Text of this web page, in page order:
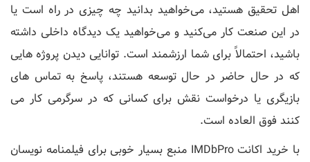
اهل تحقیق هستید، می‌خواهید بدانید چه چیزی در راه است یا
در این صنعت کار می‌کنید و می‌خواهید یک دیدگاه داخلی داشته
باشید، احتمالاً برای شما ارزشمند است. توانایی دیدن پروژه هایی
که در حال حاضر در حال توسعه هستند، پاسخ به تماس های
بازیگری یا درخواست نقش برای کسانی که در سرگرمی کار می
کنند فوق العاده است.
با خرید اکانت IMDbPro منبع بسیار خوبی برای فیلمنامه نویسان